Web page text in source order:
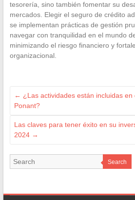
tesorería, sino también fomentar su
mercados. Elegir el seguro de crédito
se implementan prácticas de gestión
navegar con tranquilidad en el mundo
minimizando el riesgo financiero y
organizacional.
← ¿Las actividades están incluidas
Ponant?
Las claves para tener éxito en su
2024 →
Search